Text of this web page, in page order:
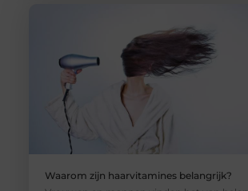
Waarom zijn haarvitamines belangrijk?